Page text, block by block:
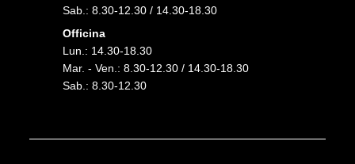
Sab.: 8.30-12.30 / 14.30-18.30
Officina
Lun.: 14.30-18.30
Mar. - Ven.: 8.30-12.30 / 14.30-18.30
Sab.: 8.30-12.30